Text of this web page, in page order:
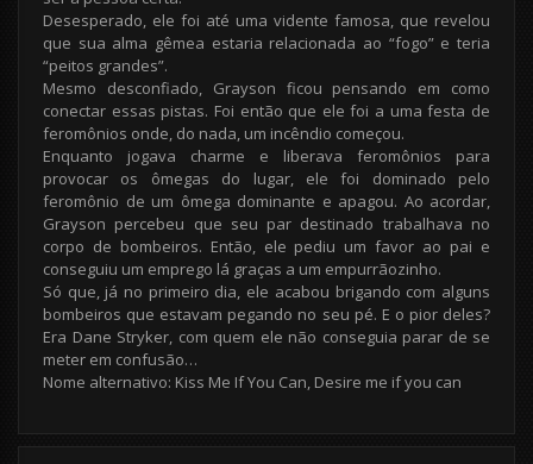
Desesperado, ele foi até uma vidente famosa, que revelou
que sua alma gêmea estaria relacionada ao “fogo” e teria
“peitos grandes”.
Mesmo desconfiado, Grayson ficou pensando em como
conectar essas pistas. Foi então que ele foi a uma festa de
feromônios onde, do nada, um incêndio começou.
Enquanto jogava charme e liberava feromônios para
provocar os ômegas do lugar, ele foi dominado pelo
feromônio de um ômega dominante e apagou. Ao acordar,
Grayson percebeu que seu par destinado trabalhava no
corpo de bombeiros. Então, ele pediu um favor ao pai e
conseguiu um emprego lá graças a um empurrãozinho.
Só que, já no primeiro dia, ele acabou brigando com alguns
bombeiros que estavam pegando no seu pé. E o pior deles?
Era Dane Stryker, com quem ele não conseguia parar de se
meter em confusão…
Nome alternativo: Kiss Me If You Can, Desire me if you can